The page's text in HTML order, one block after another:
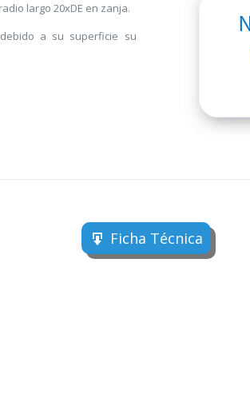
largo 20xDE en zanja.
debido a su superficie su
Ficha Técnica